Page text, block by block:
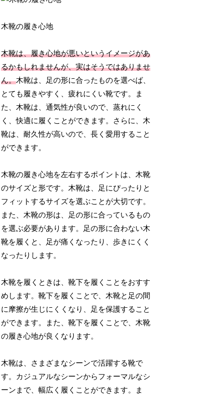
木靴の履き心地
木靴は、履き心地が悪いというイメージがあ
るかもしれませんが、実はそうではありませ
ん。木靴は、足の形に合ったものを選べば、
とても履きやすく、疲れにくい靴です。ま
た、木靴は、通気性が良いので、蒸れにく
く、快適に履くことができます。さらに、木
靴は、耐久性が高いので、長く愛用すること
ができます。
木靴の履き心地を左右するポイントは、木靴
のサイズと形です。木靴は、足にぴったりと
フィットするサイズを選ぶことが大切です。
また、木靴の形は、足の形に合っているもの
を選ぶ必要があります。足の形に合わない木
靴を履くと、足が痛くなったり、歩きにくく
なったりします。
木靴を履くときは、靴下を履くことをおすす
めします。靴下を履くことで、木靴と足の間
に摩擦が生じにくくなり、足を保護すること
ができます。また、靴下を履くことで、木靴
の履き心地が良くなります。
木靴は、さまざまなシーンで活躍する靴で
す。カジュアルなシーンからフォーマルなシ
ーンまで、幅広く履くことができます。ま